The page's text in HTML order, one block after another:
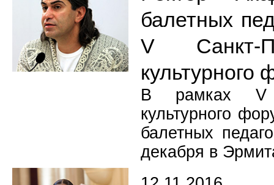
балетных
V Санкт-
культурного
В рамках V
культурного
балетных
декабря в